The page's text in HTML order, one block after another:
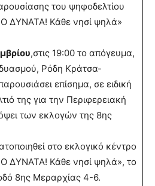
του ψηφοδελτίου
ΔΥΝΑΤΑ! Κάθε νησί ψηλά»
,στις 19:00 το απόγευμα,
Ρόδη Κράτσα-
επίσημα, σε ειδική
της για την Περιφερειακή
των εκλογών της 8ης
στο εκλογικό κέντρο
ΔΥΝΑΤΑ! Κάθε νησί ψηλά», το
8ης Μεραρχίας 4-6.